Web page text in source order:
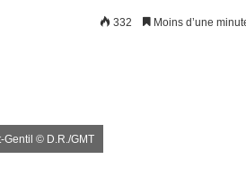
332 Moins d’une
Gentil © D.R./GMT